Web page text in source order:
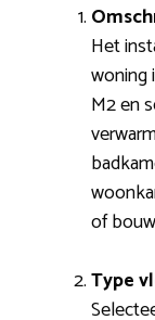
Het
woning
M2 en
of
Type